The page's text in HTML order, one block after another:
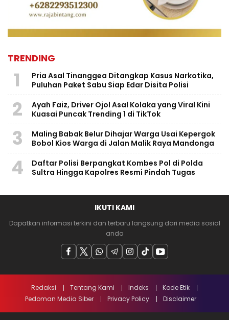
TRENDING
1
Pria Asal Tinanggea Ditangkap Kasus Narkotika,
Puluhan Paket Sabu Siap Edar Disita Polisi
2
Ayah Faiz, Driver Ojol Asal Kolaka yang Viral Kini
Kuasai Puncak Trending 1 di TikTok
3
Maling Babak Belur Dihajar Warga Usai Kepergok
Bobol Kios Warga di Jalan Malik Raya Mandonga
4
Daftar Polisi Berpangkat Kombes Pol di Polda
Sultra Hingga Kapolres Resmi Pindah Tugas
IKUTI KAMI
Dapatkan informasi terkini dan terbaru langsung dari media sosial
anda
Redaksi Tentang Kami Indeks
Kode Etik
Pedoman Media Siber
Privacy Policy Disclaimer